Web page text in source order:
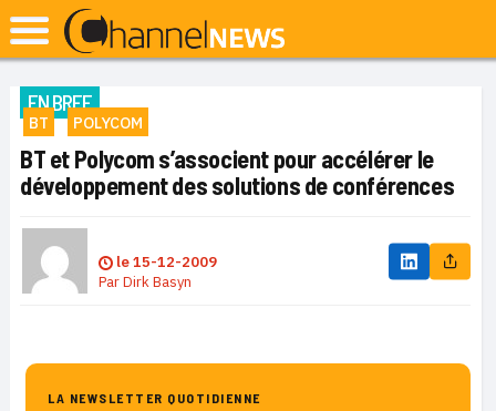
EN BREF
BT POLYCOM
BT et Polycom s’associent pour accélérer le
développement des solutions de conférences
le15-12-2009
ParDirk Basyn
LA NEWSLETTER QUOTIDIENNE